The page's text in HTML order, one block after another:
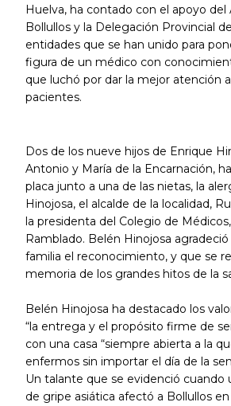
Huelva, ha contado con el apoyo
Bollullos y la Delegación Provincial
entidades que se han unido para
figura de un médico con
que luchó por dar la mejor atención
pacientes.
Dos de los nueve hijos de Enrique
Antonio y María de la Encarnación,
placa junto a una de las nietas, la
Hinojosa, el alcalde de la localidad,
la presidenta del Colegio de
Ramblado. Belén Hinojosa
familia el reconocimiento, y que se
memoria de los grandes hitos de la
Belén Hinojosa ha destacado los
“la entrega y el propósito firme de
con una casa “siempre abierta a la
enfermos sin importar el día de la
Un talante que se evidenció cuando
de gripe asiática afectó a Bollullos en